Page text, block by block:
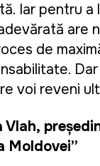
Iar pentru
are
de
voi reveni
Moldovei”